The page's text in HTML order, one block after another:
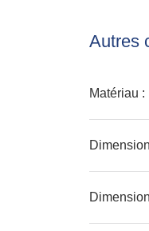
Autres
Matériau